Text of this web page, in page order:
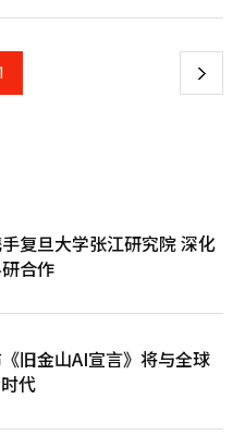
展示会上，开发公司
席，介绍了更新的方向和主要
到了立体化的改善，从而提升
新不仅仅是简单的图形改
中重新实现的重点。 柳在
备NEXT更新时，我们专注于
视觉创新，第二是将原作的乐
用户意见，新
在保留原有林族可爱娇小魅力
比例的需求。耳朵和尾巴的自
利用幻觉和干扰进行战斗。通
己看起来像星星，来躲避敌人
幻术师利用延迟
下
复旦大学张江研究院 深化
合作
旧金山AI宣言》将与全球
代